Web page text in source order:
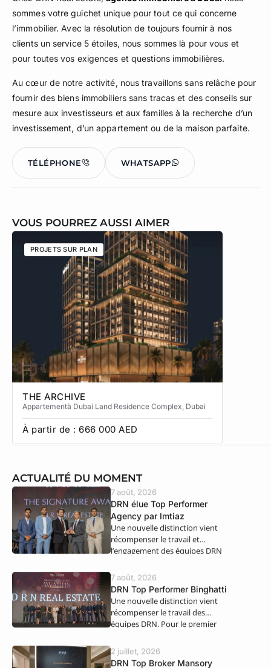
sommes votre guichet unique pour tout ce qui concerne
l’immobilier. Avec la résolution de toujours fournir à nos
clients un service 5 étoiles, nous sommes là pour vous et
pour toutes vos exigences et questions immobilières.
Au cœur de notre activité, nous travaillons sans relâche pour
fournir des biens immobiliers sans tracas et des conseils sur
mesure aux investisseurs et aux familles à la recherche d’un
investissement, d’un appartement ou de la maison parfaite.
TÉLÉPHONE WHATSAPP
VOUS POURREZ AUSSI AIMER
PROJETS SUR PLAN
THE ARCHIVE
Appartementà Dubai Land Residence Complex , Dubai
À partir de : 666 000 AED
ACTUALITÉ DU MOMENT
7 août, 2026
DRN élue Top Performer
Agency par Imtiaz
Une nouvelle distinction vient
récompenser le travail et
l’engagement des équipes DRN
7 août, 2026
DRN Top Performer Binghatti
Une nouvelle distinction vient
récompenser le travail des
équipes DRN. Pour le premier
2 juillet, 2026
DRN Top Broker Mansory